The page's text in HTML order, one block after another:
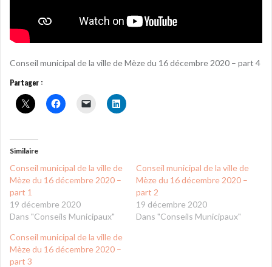
Conseil municipal de la ville de Mèze du 16 décembre 2020 – part 4
Partager :
Similaire
Conseil municipal de la ville de
Mèze du 16 décembre 2020 –
part 1
19 décembre 2020
Dans "Conseils Municipaux"
Conseil municipal de la ville de
Mèze du 16 décembre 2020 –
part 2
19 décembre 2020
Dans "Conseils Municipaux"
Conseil municipal de la ville de
Mèze du 16 décembre 2020 –
part 3